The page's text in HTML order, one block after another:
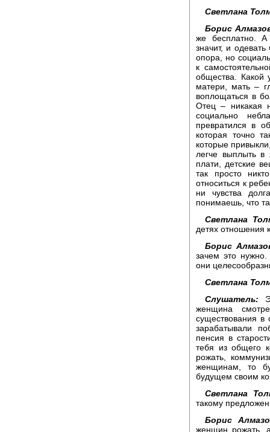
Светлана
Борис
же бесплатно. А
значит, и
опора, но
к
общества. Какой
матери, мать –
воплощаться в
Отец – никакая
социально
превратился в
которая точно
которые
легче выплыть в
плати, детские
так просто
относиться к
ни чувства
понимаешь, что
Светлана
детях отношения
Борис
зачем это
они
Светлана
Слушатель:
женщина
существования в
зарабатывали
пенсия в
тебя из общего
рожать,
женщинам, то
будущем своим
Светлана
такому
Борис
женщин рожать,